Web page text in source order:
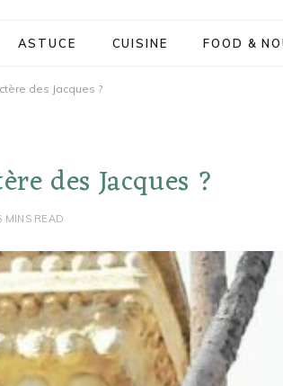
ASTUCE CUISINE FOOD &
des Jacques ?
des Jacques ?
MINS READ